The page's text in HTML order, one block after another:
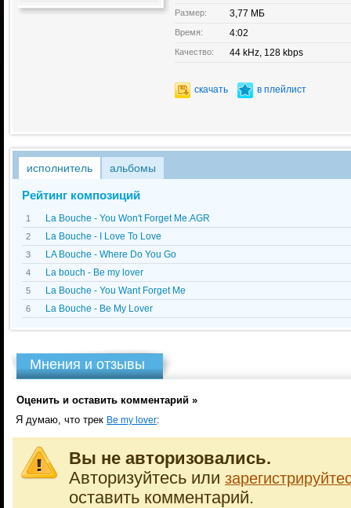
Размер: 3,77 МБ
Время: 4:02
Качество: 44 kHz, 128 kbps
скачать в плейлист
исполнитель альбомы
Рейтинг композиций
1 La Bouche - You Won't Forget Me.AGR
2 La Bouche - I Love To Love
3 LA Bouche - Where Do You Go
4 La bouch - Be my lover
5 La Bouche - You Want Forget Me
6 La Bouche - Be My Lover
Мнения и отзывы
Оценить и оставить комментарий »
Я думаю, что трек Be my lover:
Вы не авторизовались.
Авторизуйтесь или
оставить комментарий.